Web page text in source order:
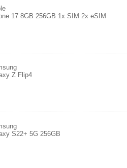
17 8GB 256GB 1x SIM 2x eSIM
Z Flip4
S22+ 5G 256GB